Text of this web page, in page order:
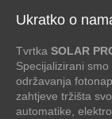
Ukratko o
Tvrtka SOLAR
Specijalizirani
održavanja
zahtjeve tržišta
automatike,